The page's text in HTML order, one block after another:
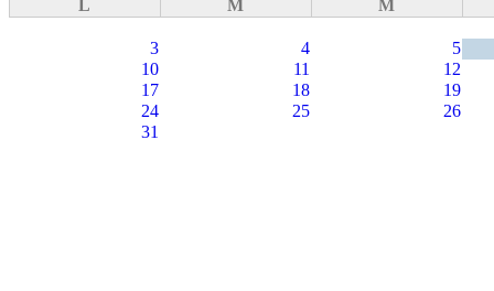
L
M M
3 4
5
10
11
12
17
18
19
24
25
26
31